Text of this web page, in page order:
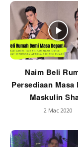
Naim Beli
Persediaan Masa
Maskulin
2 Mac 2020